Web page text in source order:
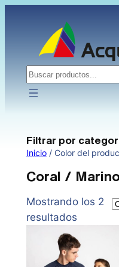
contenido
Buscar
Filtrar por
Inicio/ Color del
Coral /
Mostrando los 2
resultados